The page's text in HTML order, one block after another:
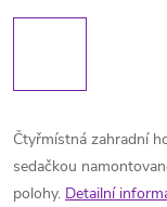
Čtyřmístná zahradní
sedačkou
polohy. Detailní